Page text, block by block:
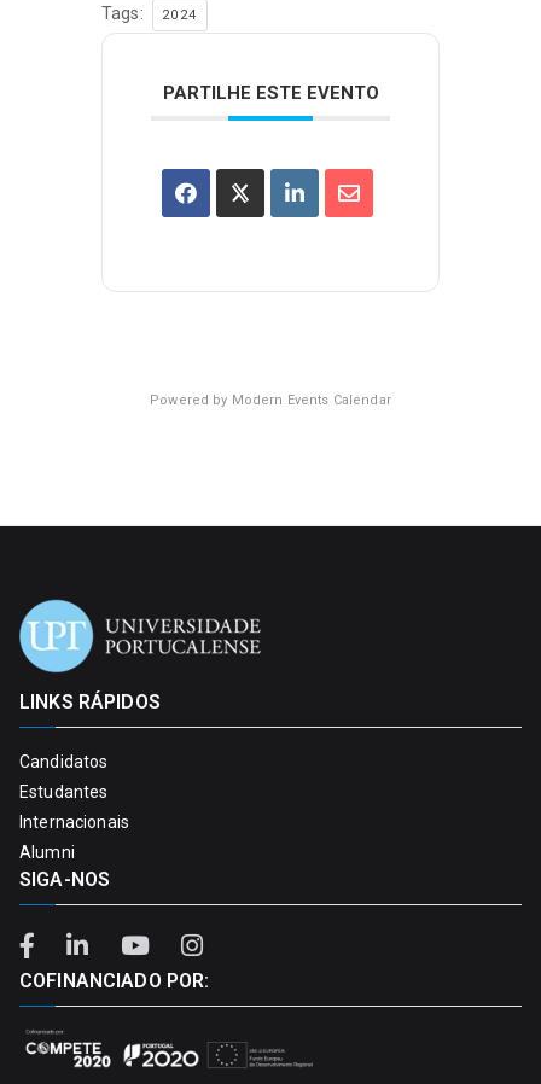
Tags: 2024
PARTILHE ESTE EVENTO
Powered by Modern Events Calendar
LINKS RÁPIDOS
Candidatos
Estudantes
Internacionais
Alumni
SIGA-NOS
COFINANCIADO POR: